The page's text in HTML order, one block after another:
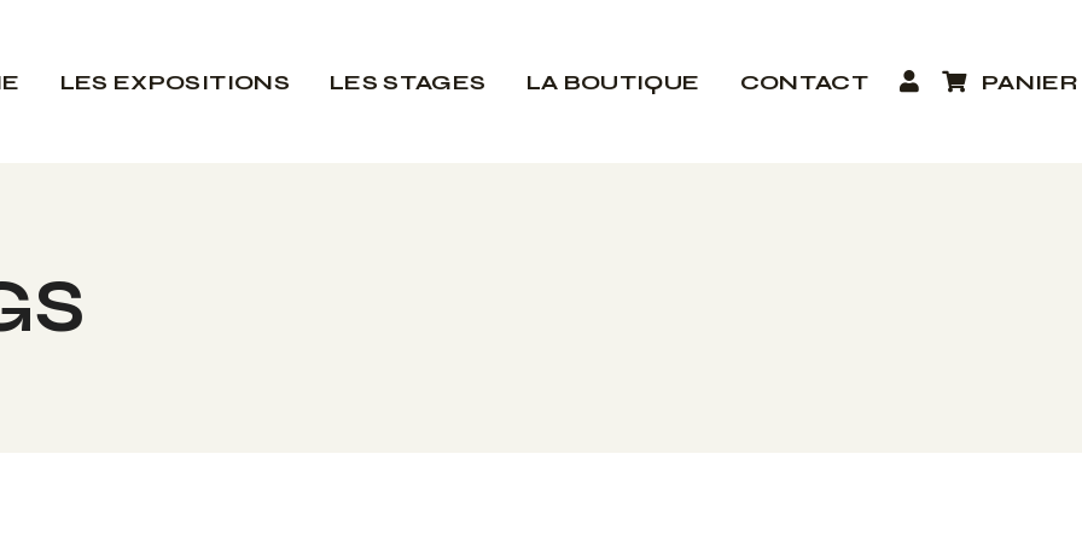
LES EXPOSITIONS LES STAGES LA BOUTIQUE CONTACT PANIER